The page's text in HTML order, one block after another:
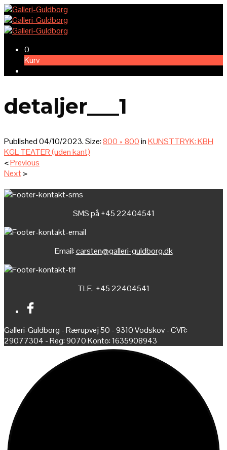
0
Kurv
detaljer___1
Published04/10/2023. Size:800 × 800inKUNSTTRYK: KBH
KGL TEATER (uden kant)
<Previous
Next>
SMS på +45 22404541
Email:carsten@galleri-guldborg.dk
TLF. +45 22404541
Galleri-Guldborg - Rærupvej 50 - 9310 Vodskov - CVR:
29077304 - Reg: 9070 Konto: 1635908943